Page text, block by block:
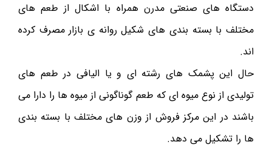
دستگاه های صنعتی مدرن همراه با اشکال از طعم های
مختلف با بسته بندی های شکیل روانه ی بازار مصرف کرده
اند.
حال این پشمک های رشته ای و یا الیافی در طعم های
تولیدی از نوع میوه ای که طعم گوناگونی از میوه ها را دارا می
باشند در این مرکز فروش از وزن های مختلف با بسته بندی
ها را تشکیل می دهد.